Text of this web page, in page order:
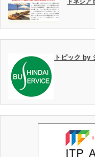
トピック by